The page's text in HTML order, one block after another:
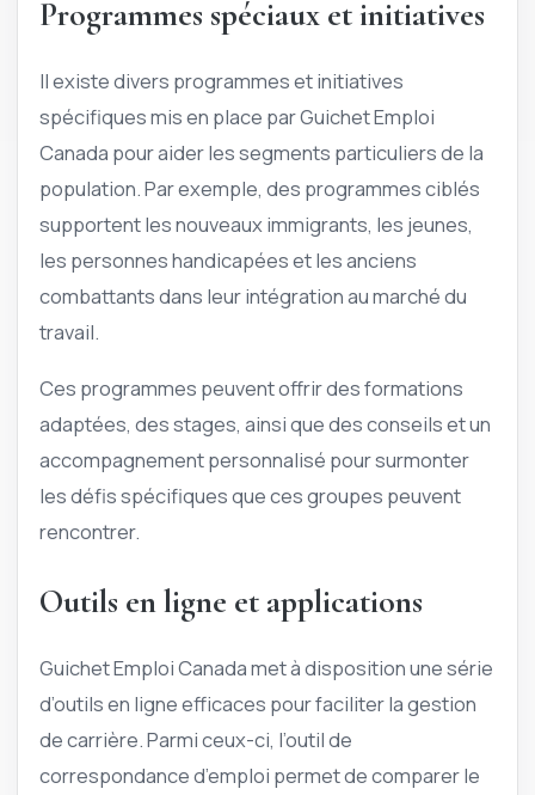
Programmes spéciaux et initiatives
Il existe divers programmes et initiatives
spécifiques mis en place par Guichet Emploi
Canada pour aider les segments particuliers de la
population. Par exemple, des programmes ciblés
supportent les nouveaux immigrants, les jeunes,
les personnes handicapées et les anciens
combattants dans leur intégration au marché du
travail.
Ces programmes peuvent offrir des formations
adaptées, des stages, ainsi que des conseils et un
accompagnement personnalisé pour surmonter
les défis spécifiques que ces groupes peuvent
rencontrer.
Outils en ligne et applications
Guichet Emploi Canada met à disposition une série
d’outils en ligne efficaces pour faciliter la gestion
de carrière. Parmi ceux-ci, l’outil de
correspondance d’emploi permet de comparer le